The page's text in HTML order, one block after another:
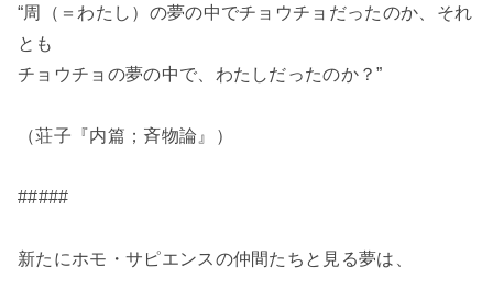
“周（＝わたし）の夢の中でチョウチョだったのか、それ
とも
チョウチョの夢の中で、わたしだったのか？”
（荘子『内篇；斉物論』）
#####
新たにホモ・サピエンスの仲間たちと見る夢は、